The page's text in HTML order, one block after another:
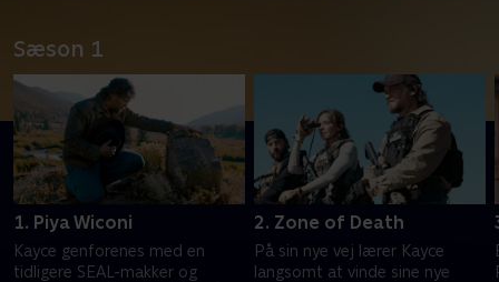
Sæson 1
1. Piya Wiconi
Kayce genforenes med en
tidligere SEAL-makker og
2. Zone of Death
På sin nye vej lærer Kayce
langsomt at vinde sine nye